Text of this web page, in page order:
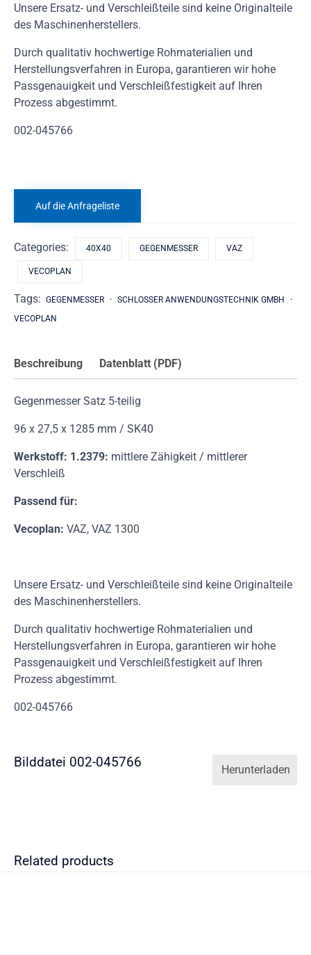
Unsere Ersatz- und Verschleißteile sind keine Originalteile
des Maschinenherstellers.
Durch qualitativ hochwertige Rohmaterialien und
Herstellungsverfahren in Europa, garantieren wir hohe
Passgenauigkeit und Verschleißfestigkeit auf Ihren
Prozess abgestimmt.
002-045766
Auf die Anfrageliste
Categories: 40X40 GEGENMESSER VAZ
VECOPLAN
Tags: GEGENMESSER
SCHLOSSER ANWENDUNGSTECHNIK GMBH
VECOPLAN
Beschreibung Datenblatt (PDF)
Gegenmesser Satz 5-teilig
96 x 27,5 x 1285 mm / SK40
Werkstoff: 1.2379: mittlere Zähigkeit / mittlerer
Verschleiß
Passend für:
Vecoplan: VAZ, VAZ 1300
Unsere Ersatz- und Verschleißteile sind keine Originalteile
des Maschinenherstellers.
Durch qualitativ hochwertige Rohmaterialien und
Herstellungsverfahren in Europa, garantieren wir hohe
Passgenauigkeit und Verschleißfestigkeit auf Ihren
Prozess abgestimmt.
002-045766
Bilddatei 002-045766 Herunterladen
Related products